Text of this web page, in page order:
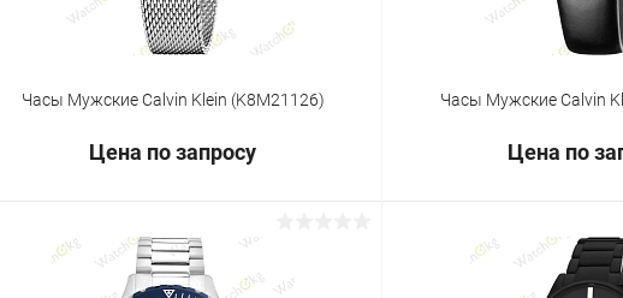
Часы Мужские Calvin Klein (K8M21126)
Цена по запросу
Запросить цену
Часы Мужские Calvin
Цена по